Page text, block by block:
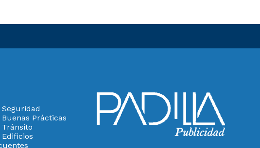
Prácticas